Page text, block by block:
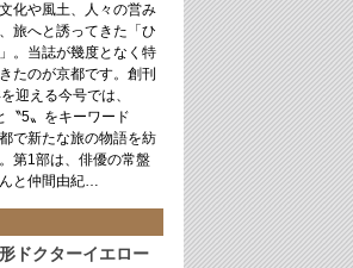
化や風土、人々の営み
旅へと誘ってきた「ひ
。当誌が幾度となく特
たのが京都です。創刊
迎える今号では、
〝5〟をキーワード
で新たな旅の物語を紡
第1部は、俳優の常盤
と仲間由紀…
ドクターイエロー